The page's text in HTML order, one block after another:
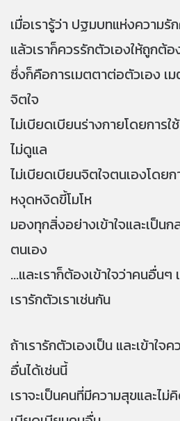
เมื่อเรารู้ว่า ปฐมบทแห่งความรั
แล้วเราก็ควรรักตัวเองให้ถูกต้อ
ซึ่งก็คือการเมตตาต่อตัวเอง เ
จิตใจ
ไม่เบียดเบียนร่างกายโดยการ
ไม่ดูแล
ไม่เบียดเบียนจิตใจตนเองโด
หงุดหงิดขี้โมโห
มองทุกสิ่งอย่างเข้าใจและเป็นก
ตนเอง
...และเราก็ต้องเข้าใจว่าคนอื่น
เรารักตัวเราเช่นกัน
ถ้าเรารักตัวเองเป็น และเข้าใ
อื่นได้เช่นนี้
เราจะเป็นคนที่มีความสุขและไ